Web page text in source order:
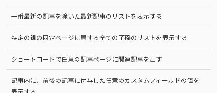
一番最新の記事を除いた最新記事のリストを表示する
特定の親の固定ページに属する全ての子孫のリストを表示する
ショートコードで任意の記事ページに関連記事を出す
記事内に、前後の記事に付与した任意のカスタムフィールドの値を